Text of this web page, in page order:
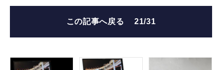
この記事へ戻る 21/31